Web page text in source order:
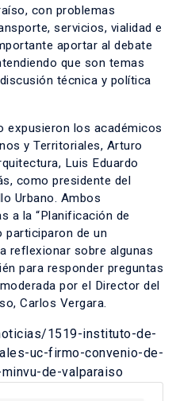
con problemas
servicios, vialidad e
aportar al debate
que son temas
técnica y política
expusieron los académicos
y Territoriales, Arturo
Luis Eduardo
como presidente del
Urbano. Ambos
a la “Planificación de
participaron de un
reflexionar sobre algunas
para responder preguntas
por el Director del
Carlos Vergara.
1519-instituto-de-
uc-firmo-convenio-de-
de-valparaiso